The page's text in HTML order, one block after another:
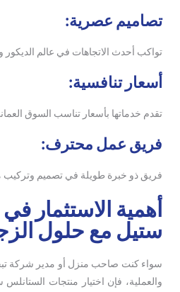
تصاميم عصرية:
تواكب أحدث الاتجاهات في عالم الديكور
أسعار تنافسية:
تقدم خدماتها بأسعار تناسب السوق
فريق عمل محترف:
فريق ذو خبرة طويلة في تصميم وتركيب
أهمية الاستثمار
ستيل مع حلول
سواء كنت صاحب منزل أو مدير شركة
والعملية، فإن اختيار منتجات